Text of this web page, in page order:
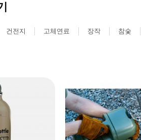
건전지 고체연료 장작 참숯